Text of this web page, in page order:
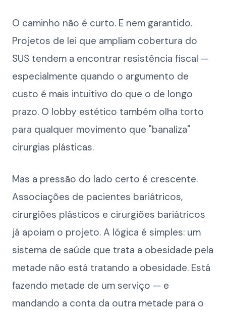
O caminho não é curto. E nem garantido.
Projetos de lei que ampliam cobertura do
SUS tendem a encontrar resistência fiscal —
especialmente quando o argumento de
custo é mais intuitivo do que o de longo
prazo. O lobby estético também olha torto
para qualquer movimento que "banaliza"
cirurgias plásticas.
Mas a pressão do lado certo é crescente.
Associações de pacientes bariátricos,
cirurgiões plásticos e cirurgiões bariátricos
já apoiam o projeto. A lógica é simples: um
sistema de saúde que trata a obesidade pela
metade não está tratando a obesidade. Está
fazendo metade de um serviço — e
mandando a conta da outra metade para o